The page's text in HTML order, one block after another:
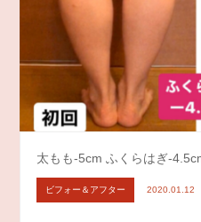
太もも-5cm ふくらはぎ-
ビフォー＆アフター 2020.01.12